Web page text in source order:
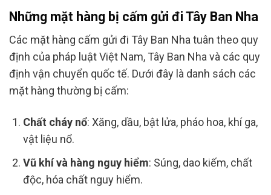
Những mặt hàng bị cấm gửi đi Tây Ban Nha
Các mặt hàng cấm gửi đi Tây Ban Nha tuân theo quy
định của pháp luật Việt Nam, Tây Ban Nha và các quy
định vận chuyển quốc tế. Dưới đây là danh sách các
mặt hàng thường bị cấm:
Chất cháy nổ: Xăng, dầu, bật lửa, pháo hoa, khí ga,
vật liệu nổ.
Vũ khí và hàng nguy hiểm: Súng, dao kiếm, chất
độc, hóa chất nguy hiểm.